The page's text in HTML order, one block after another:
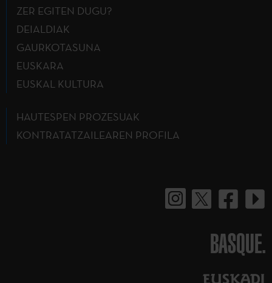
ZER EGITEN DUGU?
DEIALDIAK
GAURKOTASUNA
EUSKARA
EUSKAL KULTURA
HAUTESPEN PROZESUAK
KONTRATATZAILEAREN PROFILA
BASQUE.